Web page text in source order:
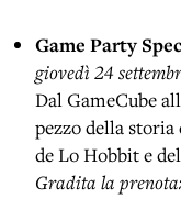
Game Party
giovedì 24
Dal GameCube
pezzo della
de Lo Hobbit e
Gradita la